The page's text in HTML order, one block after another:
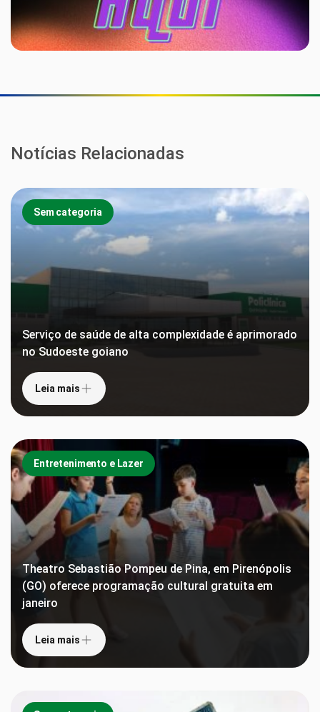
Notícias Relacionadas
Sem categoria
Serviço de saúde de alta complexidade é aprimorado
no Sudoeste goiano
Leia mais
Entretenimento e Lazer
Theatro Sebastião Pompeu de Pina, em Pirenópolis
(GO) oferece programação cultural gratuita em
janeiro
Leia mais